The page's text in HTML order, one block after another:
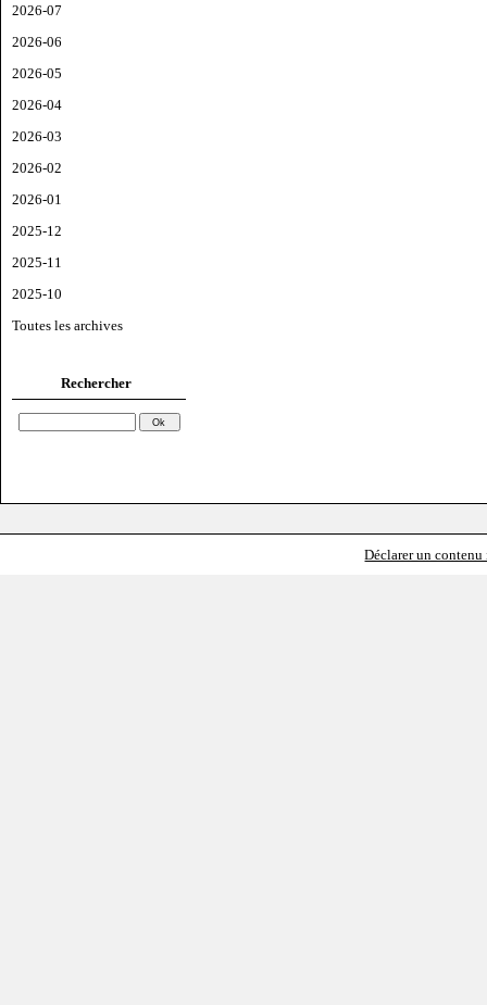
2026-07
2026-06
2026-05
2026-04
2026-03
2026-02
2026-01
2025-12
2025-11
2025-10
Toutes les archives
Rechercher
Déclarer un